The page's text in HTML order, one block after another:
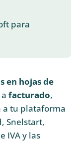
para
en hojas de
facturado,
a tu plataforma
Snelstart,
IVA y las